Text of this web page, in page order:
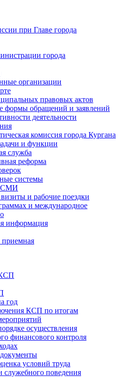
при Главе города
города
организации
правовых актов
формы обращений и заявлений
деятельности
комиссия города Кургана
и функции
служба
реформа
системы
СМИ
и рабочие поездки
и международное
информация
год
КСП по итогам
осуществления
финансового контроля
условий труда
служебного поведения